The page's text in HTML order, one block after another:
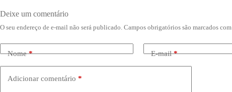
Deixe um comentário
O seu endereço de e-mail não será publicado. Campos obrigatórios são marcados com
Nome* E-mail*
Adicionar comentário *